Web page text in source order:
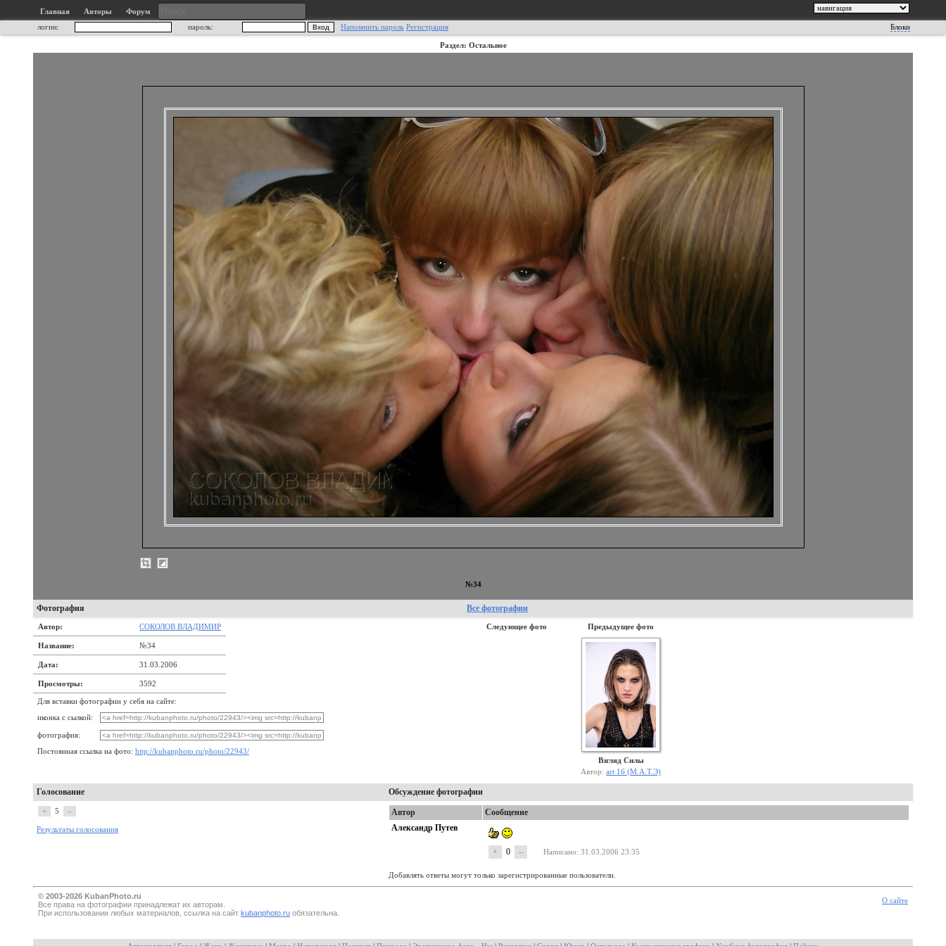
Главная Авторы
Форум
логин:
пароль: Напомнить пароль Регистрация Блоки
Раздел: Остальное
№34
Фотография Все фотографии
Автор: СОКОЛОВ ВЛАДИМИР
Название: №34
Дата: 31.03.2006
Просмотры: 3592
Для вставки фотографии у себя на сайте:
иконка с сылкой:
фотография:
Постоянная ссылка на фото: http://kubanphoto.ru/photo/22943/
Следующее фото Предыдущее фото
Взгляд Силы
Автор: art 16 (М.А.Т.Э)
Голосование Обсуждение фотографии
+ 5 –
Результаты голосования
Автор
Сообщение
Александр Путев
+ 0 – Написано: 31.03.2006 23:35
Добавлять ответы могут только зарегистрированные пользователи.
© 2003-2026 KubanPhoto.ru
Все прaва на фотографии принадлежат их авторам.
При использовании любых материалов, ссылка на сайт kubanphoto.ru обязательна.
О сайте